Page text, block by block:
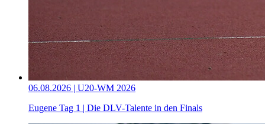
06.08.2026 | U20-WM 2026
Eugene Tag 1 | Die DLV-Talente in den Finals